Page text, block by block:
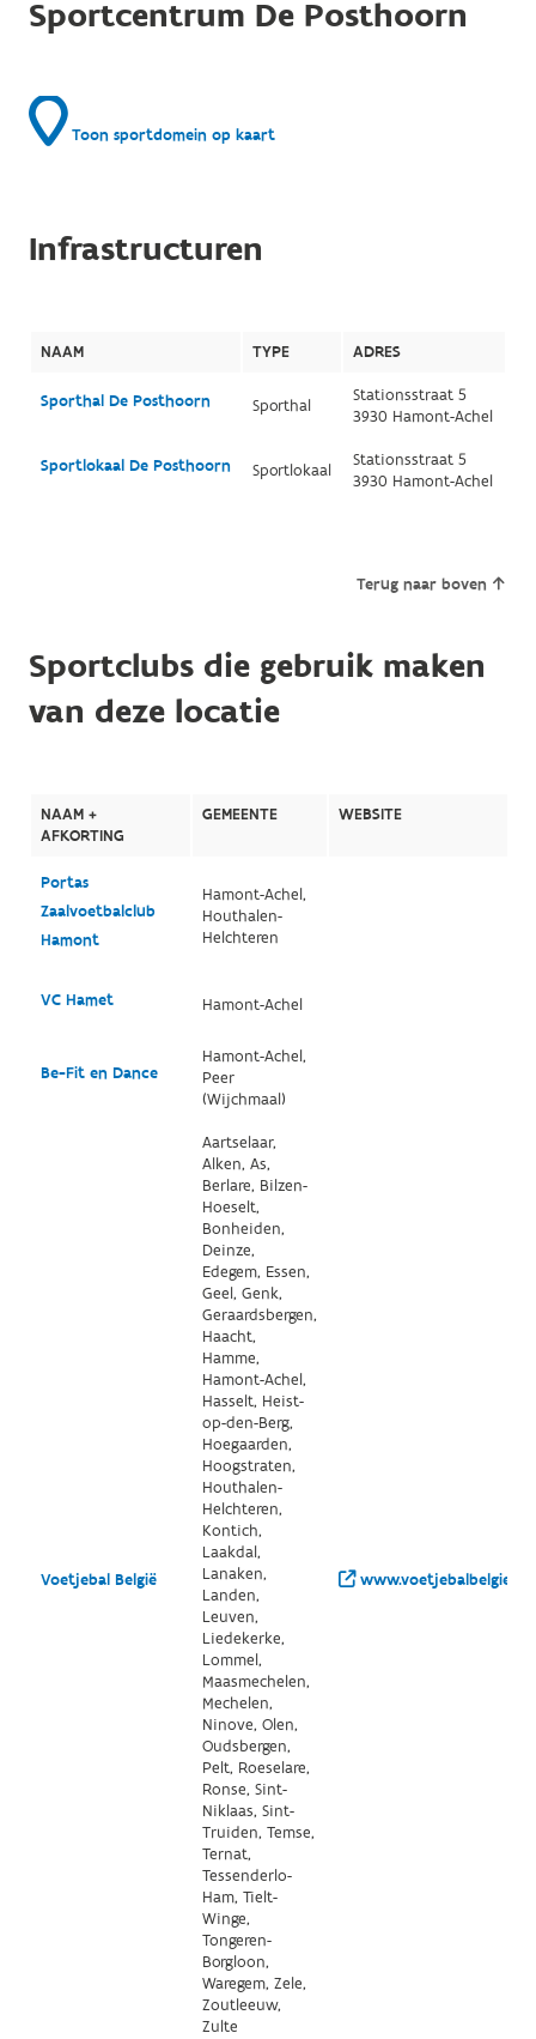
Sportcentrum De Posthoorn
Toon sportdomein op kaart
Infrastructuren
NAAM TYPE ADRES
Sporthal De Posthoorn Sporthal
Stationsstraat 5
3930 Hamont-Achel
Sportlokaal De Posthoorn Sportlokaal
Stationsstraat 5
3930 Hamont-Achel
Terug naar boven
Sportclubs die gebruik maken
van deze locatie
NAAM +
AFKORTING
GEMEENTE WEBSITE
Portas
Zaalvoetbalclub
Hamont
Hamont-Achel,
Houthalen-
Helchteren
VC Hamet Hamont-Achel
Be-Fit en Dance
Hamont-Achel,
Peer
(Wijchmaal)
Voetjebal België
Aartselaar,
Alken, As,
Berlare, Bilzen-
Hoeselt,
Bonheiden,
Deinze,
Edegem, Essen,
Geel, Genk,
Geraardsbergen,
Haacht,
Hamme,
Hamont-Achel,
Hasselt, Heist-
op-den-Berg,
Hoegaarden,
Hoogstraten,
Houthalen-
Helchteren,
Kontich,
Laakdal,
Lanaken,
Landen,
Leuven,
Liedekerke,
Lommel,
Maasmechelen,
Mechelen,
Ninove, Olen,
Oudsbergen,
Pelt, Roeselare,
Ronse, Sint-
Niklaas, Sint-
Truiden, Temse,
Ternat,
Tessenderlo-
Ham, Tielt-
Winge,
Tongeren-
Borgloon,
Waregem, Zele,
Zoutleeuw,
Zulte